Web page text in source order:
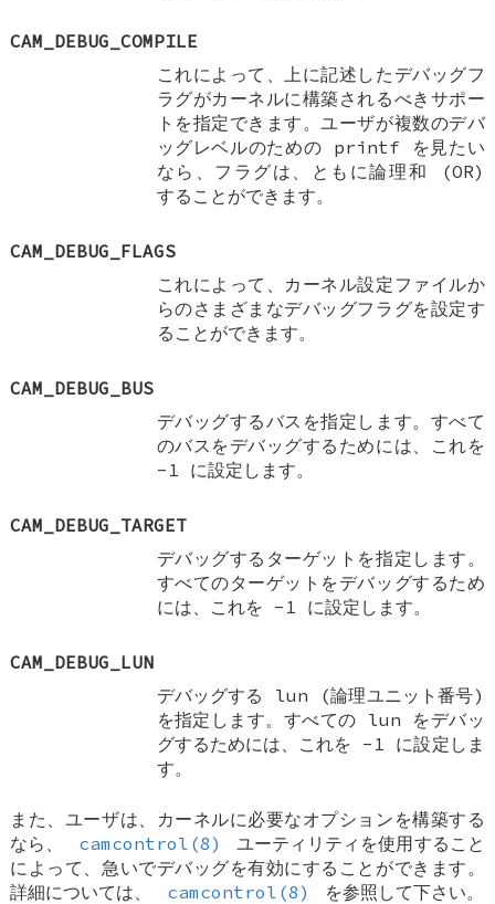
CAM_DEBUG_COMPILE
これによって、上に記述したデバッグフ
ラグがカーネルに構築されるべきサポー
トを指定できます。ユーザが複数のデバ
ッグレベルのための printf を見たい
なら、フラグは、ともに論理和 (OR)
することができます。
CAM_DEBUG_FLAGS
これによって、カーネル設定ファイルか
らのさまざまなデバッグフラグを設定す
ることができます。
CAM_DEBUG_BUS
デバッグするバスを指定します。すべて
のバスをデバッグするためには、これを
-1 に設定します。
CAM_DEBUG_TARGET
デバッグするターゲットを指定します。
すべてのターゲットをデバッグするため
には、これを -1 に設定します。
CAM_DEBUG_LUN
デバッグする lun (論理ユニット番号)
を指定します。すべての lun をデバッ
グするためには、これを -1 に設定しま
す。
また、ユーザは、カーネルに必要なオプションを構築する
なら、
camcontrol(8)
ユーティリティを使用すること
によって、急いでデバッグを有効にすることができます。
詳細については、
camcontrol(8) を参照して下さい。